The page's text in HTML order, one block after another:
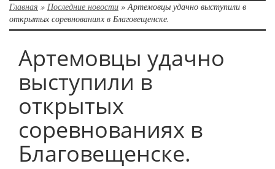
Главная » Последние новости »Артемовцы удачно выступили в
открытых соревнованиях в Благовещенске.
Артемовцы удачно
выступили в
открытых
соревнованиях в
Благовещенске.